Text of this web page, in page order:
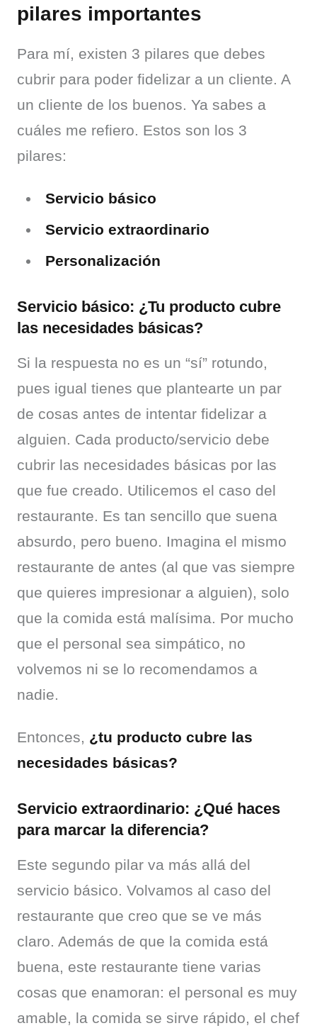
pilares importantes
Para mí, existen 3 pilares que debes
cubrir para poder fidelizar a un cliente. A
un cliente de los buenos. Ya sabes a
cuáles me refiero. Estos son los 3
pilares:
Servicio básico
Servicio extraordinario
Personalización
Servicio básico: ¿Tu producto cubre
las necesidades básicas?
Si la respuesta no es un “sí” rotundo,
pues igual tienes que plantearte un par
de cosas antes de intentar fidelizar a
alguien. Cada producto/servicio debe
cubrir las necesidades básicas por las
que fue creado. Utilicemos el caso del
restaurante. Es tan sencillo que suena
absurdo, pero bueno. Imagina el mismo
restaurante de antes (al que vas siempre
que quieres impresionar a alguien), solo
que la comida está malísima. Por mucho
que el personal sea simpático, no
volvemos ni se lo recomendamos a
nadie.
Entonces, ¿tu producto cubre las
necesidades básicas?
Servicio extraordinario: ¿Qué haces
para marcar la diferencia?
Este segundo pilar va más allá del
servicio básico. Volvamos al caso del
restaurante que creo que se ve más
claro. Además de que la comida está
buena, este restaurante tiene varias
cosas que enamoran: el personal es muy
amable, la comida se sirve rápido, el chef